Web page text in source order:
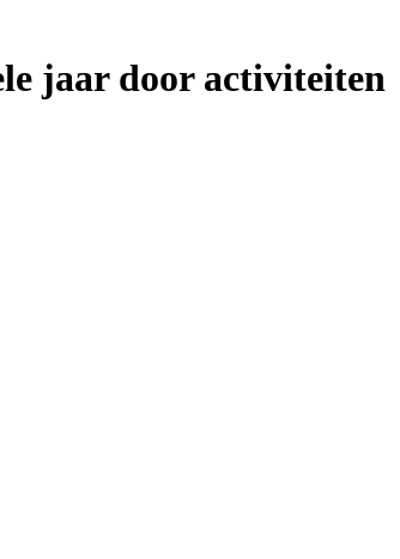
jaar door activiteiten